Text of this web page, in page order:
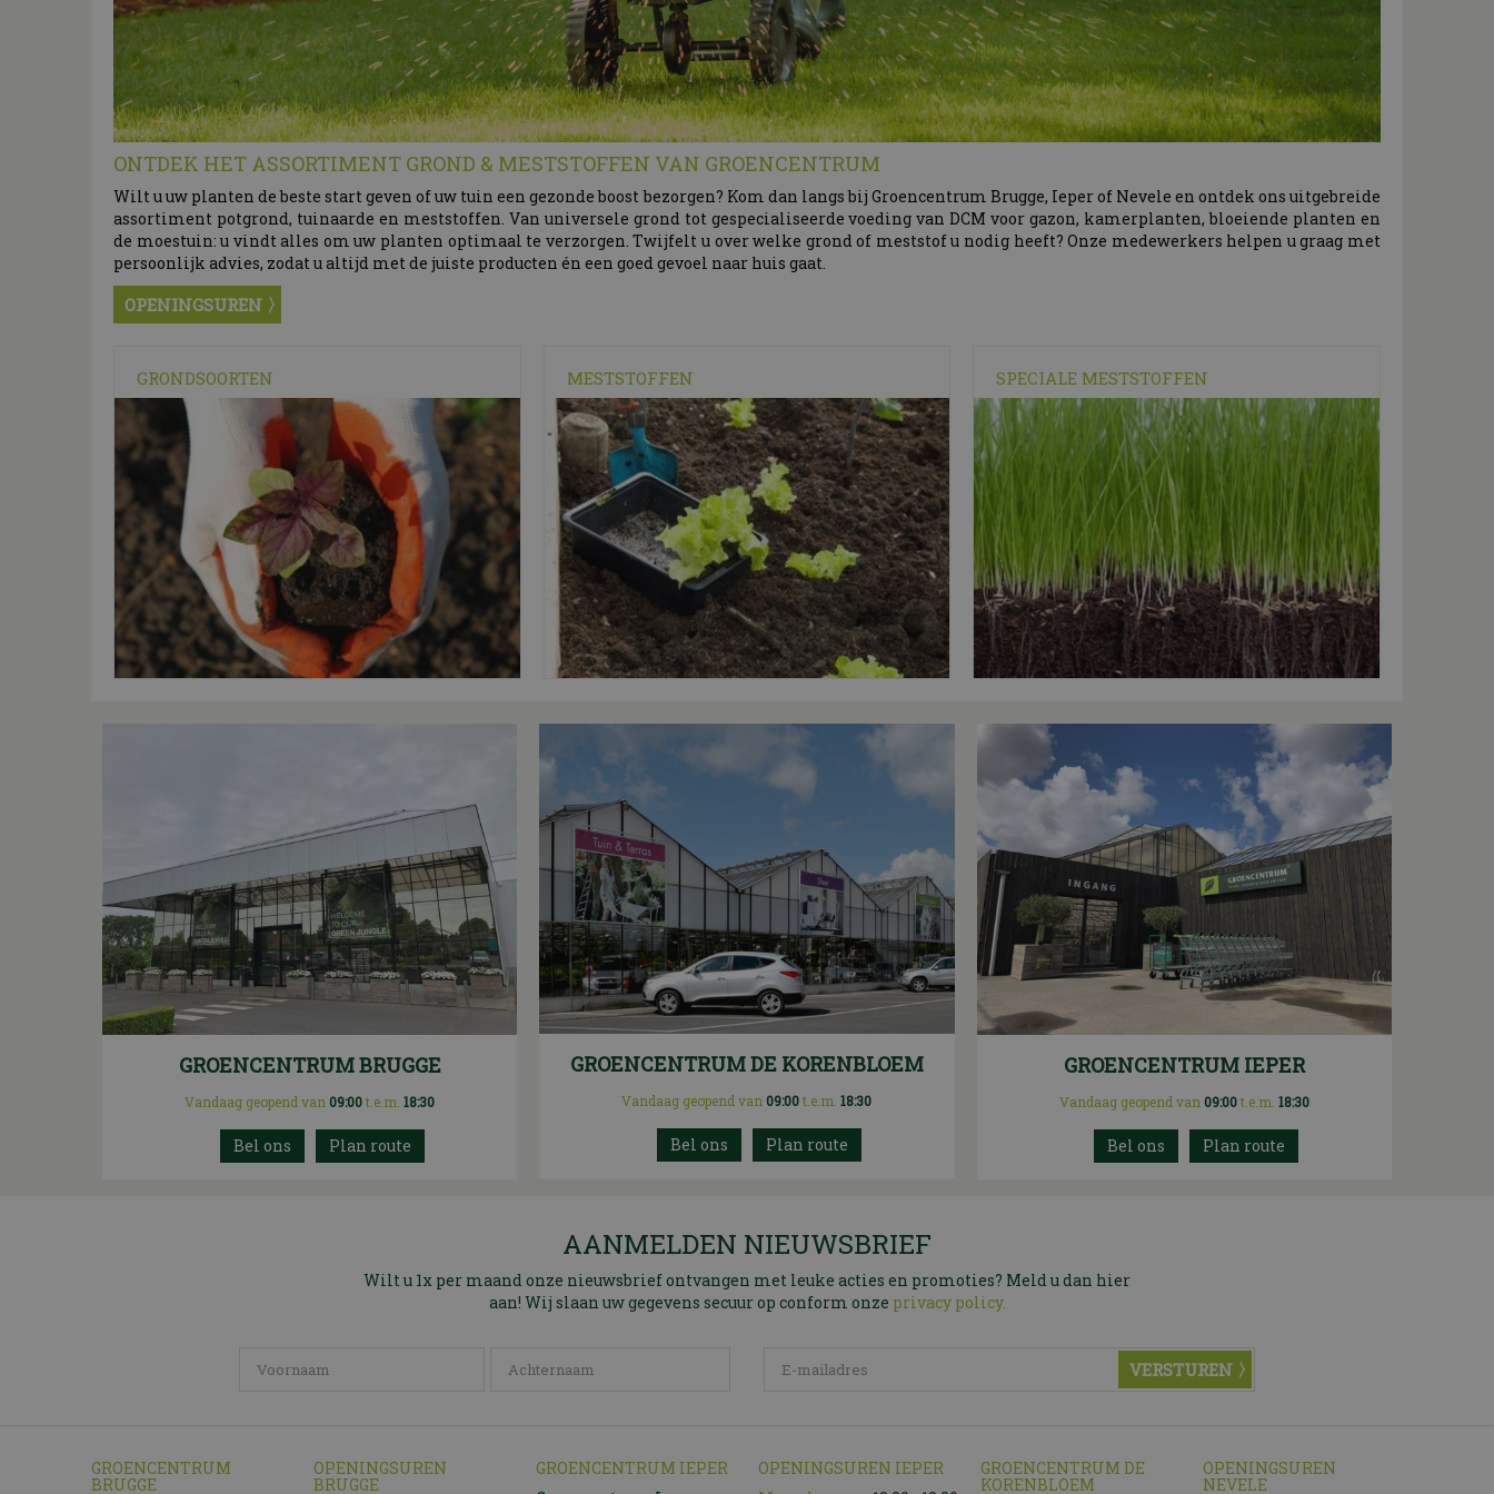
ONTDEK HET ASSORTIMENT GROND & MESTSTOFFEN VAN GROENCENTRUM
Wilt u uw planten de beste start geven of uw tuin een gezonde boost bezorgen? Kom dan langs bij Groencentrum Brugge, Ieper of Nevele en ontdek ons uitgebreide
assortiment potgrond, tuinaarde en meststoffen. Van universele grond tot gespecialiseerde voeding van DCM voor gazon, kamerplanten, bloeiende planten en
de moestuin: u vindt alles om uw planten optimaal te verzorgen. Twijfelt u over welke grond of meststof u nodig heeft? Onze medewerkers helpen u graag met
persoonlijk advies, zodat u altijd met de juiste producten én een goed gevoel naar huis gaat.
OPENINGSUREN
GRONDSOORTEN MESTSTOFFEN SPECIALE MESTSTOFFEN
GROENCENTRUM BRUGGE
Vandaag geopend van 09:00t.e.m.18:30
Plan route
GROENCENTRUM DE KORENBLOEM
Vandaag geopend van 09:00t.e.m.18:30
Plan route
GROENCENTRUM IEPER
Vandaag geopend van 09:00t.e.m. 18:30
Plan route
AANMELDEN NIEUWSBRIEF
Wilt u 1x per maand onze nieuwsbrief ontvangen met leuke acties en promoties? Meld u dan hier
aan! Wij slaan uw gegevens secuur op conform onze privacy policy.
GROENCENTRUM
BRUGGE
OPENINGSUREN
BRUGGE
GROENCENTRUM IEPER
OPENINGSUREN IEPER
GROENCENTRUM DE
KORENBLOEM
OPENINGSUREN
NEVELE